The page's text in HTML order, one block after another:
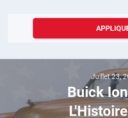
Juillet 23,
Buick